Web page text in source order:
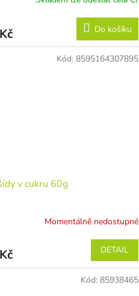
Do košíku
v cukru 60g
Momentálně nedostupné
DETAIL
Kód: 8595164307895
Kód: 85938465